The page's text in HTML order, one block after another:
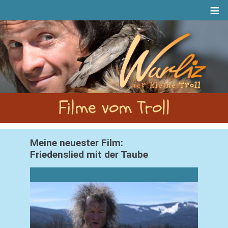
≡
Filme vom Troll
Meine neuester Film:
Friedenslied mit der Taube